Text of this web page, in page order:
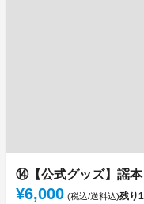
⑭【公式グッズ】謡本
¥6,000 (税込/送料込)残り